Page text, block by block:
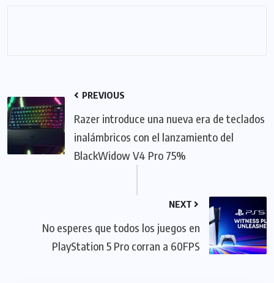
PREVIOUS
Razer introduce una nueva era de teclados
inalámbricos con el lanzamiento del
BlackWidow V4 Pro 75%
NEXT
No esperes que todos los juegos en
PlayStation 5 Pro corran a 60FPS